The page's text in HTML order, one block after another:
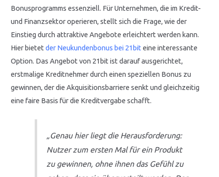
Bonusprogramms essenziell. Für Unternehmen, die im Kredit-
und Finanzsektor operieren, stellt sich die Frage, wie der
Einstieg durch attraktive Angebote erleichtert werden kann.
Hier bietetder Neukundenbonus bei 21biteine interessante
Option. Das Angebot von 21bit ist darauf ausgerichtet,
erstmalige Kreditnehmer durch einen speziellen Bonus zu
gewinnen, der die Akquisitionsbarriere senkt und gleichzeitig
eine faire Basis für die Kreditvergabe schafft.
„Genau hier liegt die Herausforderung:
Nutzer zum ersten Mal für ein Produkt
zu gewinnen, ohne ihnen das Gefühl zu